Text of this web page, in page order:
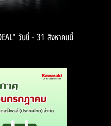
วันนี้ - 31 สิงหาคมนี้